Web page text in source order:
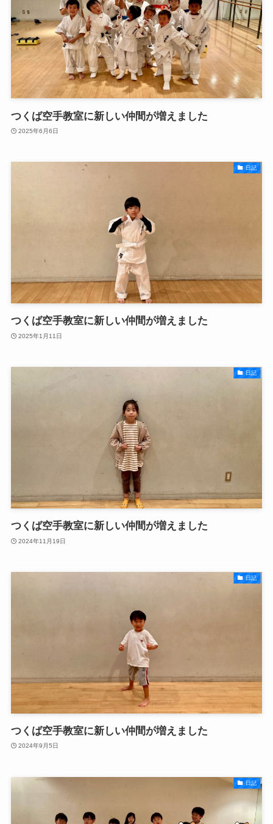
つくば空手教室に新しい仲間が増えました
2025年6月6日
日記
つくば空手教室に新しい仲間が増えました
2025年1月11日
日記
つくば空手教室に新しい仲間が増えました
2024年11月19日
日記
つくば空手教室に新しい仲間が増えました
2024年9月5日
日記